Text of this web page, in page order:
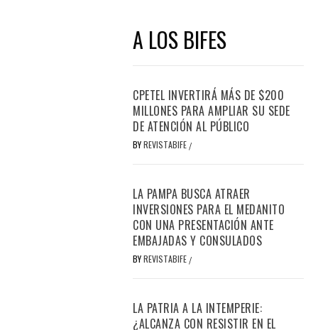
A LOS BIFES
CPETEL INVERTIRÁ MÁS DE $200
MILLONES PARA AMPLIAR SU SEDE
DE ATENCIÓN AL PÚBLICO
BYREVISTABIFE /
LA PAMPA BUSCA ATRAER
INVERSIONES PARA EL MEDANITO
CON UNA PRESENTACIÓN ANTE
EMBAJADAS Y CONSULADOS
BYREVISTABIFE /
LA PATRIA A LA INTEMPERIE:
¿ALCANZA CON RESISTIR EN EL